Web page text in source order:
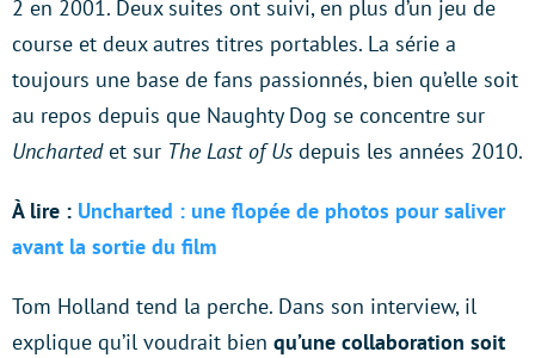
2 en 2001. Deux suites ont suivi, en plus d’un jeu de
course et deux autres titres portables. La série a
toujours une base de fans passionnés, bien qu’elle soit
au repos depuis que Naughty Dog se concentre sur
Unchartedet sur The Last of Us depuis les années 2010.
À lire : Uncharted : une flopée de photos pour saliver
avant la sortie du film
Tom Holland tend la perche. Dans son interview, il
explique qu’il voudrait bien qu’une collaboration soit